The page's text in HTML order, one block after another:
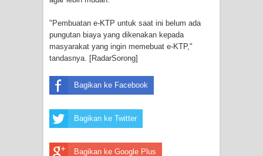
Mechanized Rice Expansion
Mentan Tinjau Program Cetak Sawah
dan Penanaman Padi di Merauke
Mantan Sekda Jayawijaya Jadi
"Pembuatan e-KTP untuk saat ini belum ada
pungutan biaya yang dikenakan kepada
masyarakat yang ingin memebuat e-KTP,"
tandasnya. [RadarSorong]
Bagikan ke Facebook
Bagikan ke Twitter
Bagikan ke Google Plus